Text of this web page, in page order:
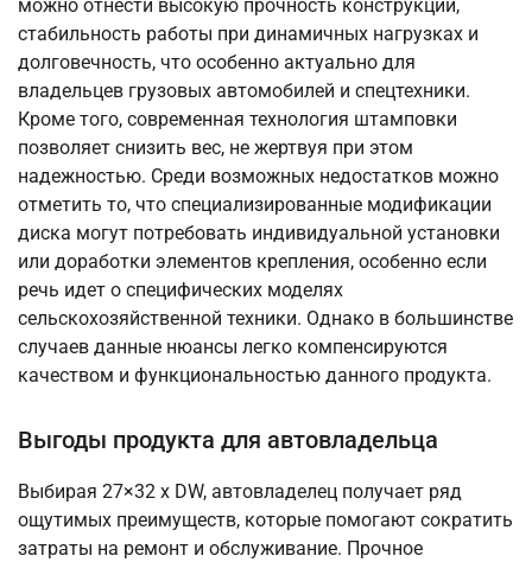
можно отнести высокую прочность конструкции,
стабильность работы при динамичных нагрузках и
долговечность, что особенно актуально для
владельцев грузовых автомобилей и спецтехники.
Кроме того, современная технология штамповки
позволяет снизить вес, не жертвуя при этом
надежностью. Среди возможных недостатков можно
отметить то, что специализированные модификации
диска могут потребовать индивидуальной установки
или доработки элементов крепления, особенно если
речь идет о специфических моделях
сельскохозяйственной техники. Однако в большинстве
случаев данные нюансы легко компенсируются
качеством и функциональностью данного продукта.
Выгоды продукта для автовладельца
Выбирая 27×32 x DW, автовладелец получает ряд
ощутимых преимуществ, которые помогают сократить
затраты на ремонт и обслуживание. Прочное